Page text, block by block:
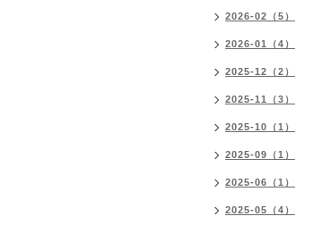
2026-02（5）
2026-01（4）
2025-12（2）
2025-11（3）
2025-10（1）
2025-09（1）
2025-06（1）
2025-05（4）